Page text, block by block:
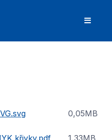
0,05MB
křivky.pdf 1,33MB